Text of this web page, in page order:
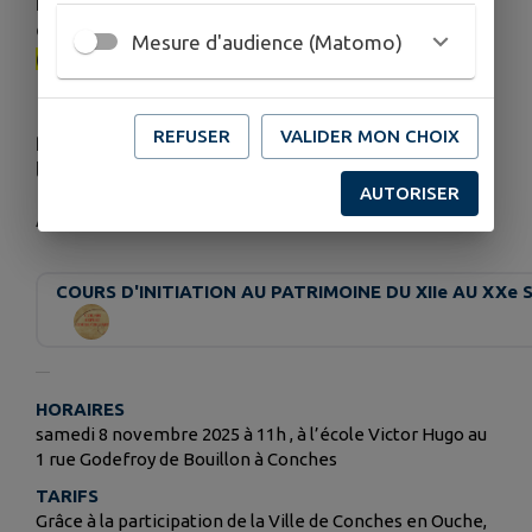
directement à :
vilarsclaude@gmail.com
(mailto:
vilarsclaude@gmail.com
Prenez part à cette aventure patrimoniale,
partagez votre curiosité et plongez dans
l’héritage d’André Charles Boulle.
À très bientôt à l’école Victor Hugo !
COURS D'INITIATION AU PATRIMOINE DU XIIe AU XXe
HORAIRES
samedi 8 novembre 2025 à 11h , à l’école Victor Hugo au
1 rue Godefroy de Bouillon à Conches
TARIFS
Grâce à la participation de la Ville de Conches en Ouche,
Mesure d'audience (Matomo)
REFUSER VALIDER MON CHOIX
AUTORISER